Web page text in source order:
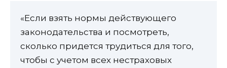
«Если взять нормы действующего
законодательства и посмотреть,
сколько придется трудиться для того,
чтобы с учетом всех нестраховых